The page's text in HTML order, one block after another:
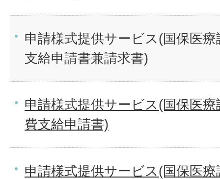
申請様式提供サービス(国保医
支給申請書兼請求書)
申請様式提供サービス(国保医
費支給申請書)
申請様式提供サービス(国保医